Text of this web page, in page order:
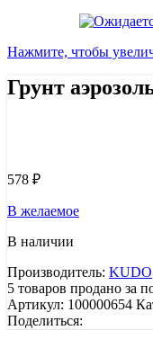
Нажмите, чтобы
Грунт
578 ₽
В желаемое
В наличии
Производитель: KUDO
5 товаров продано за
Артикул: 100000654
Поделиться: